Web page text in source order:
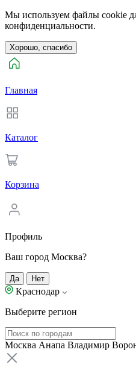
Мы используем файлы cookie
конфиденциальности.
Хорошо, спасибо
Главная
Каталог
Корзина
Профиль
Ваш город Москва?
Да Нет
Краснодар
Выберите регион
Москва Анапа Владимир